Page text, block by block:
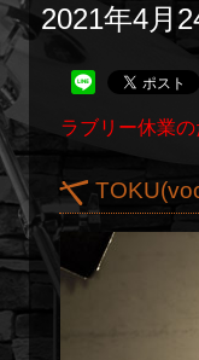
2021年4月
ラブリー休業